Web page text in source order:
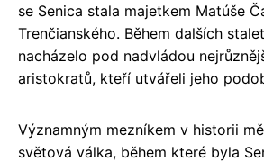
se Senica stala majetkem Matúše
Trenčianského. Během dalších
nacházelo pod nadvládou
aristokratů, kteří utvářeli jeho
Významným mezníkem v historii
světová válka, během které byla